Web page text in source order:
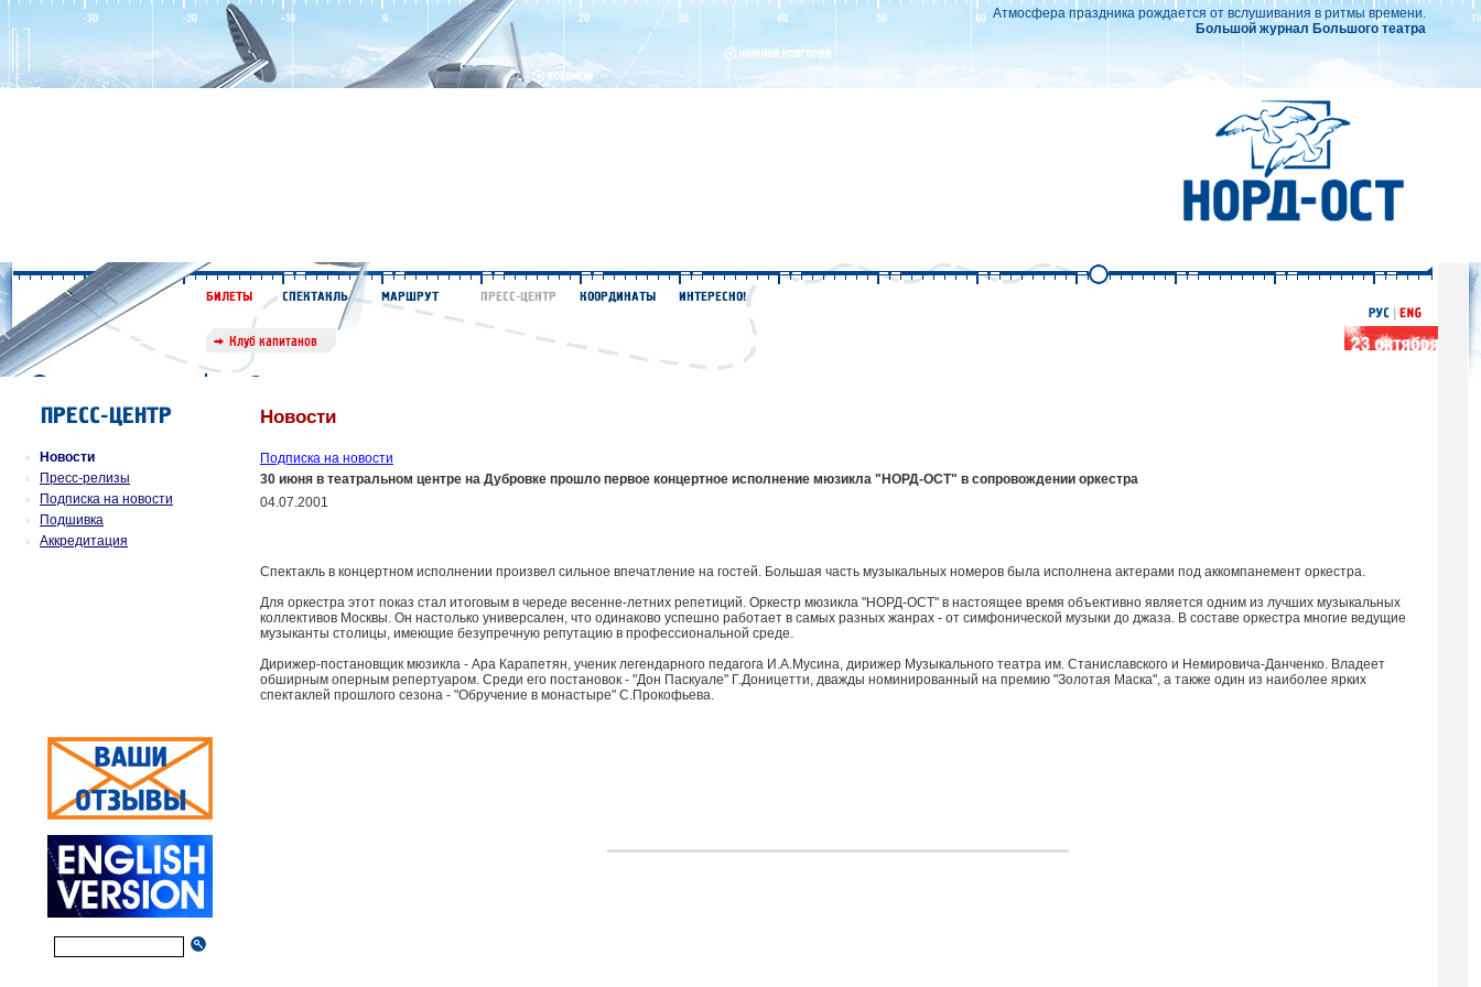
Атмосфера праздника рождается от вслушивания в ритмы времени.
Большой журнал Большого театра
Новости
Пресс-релизы
Подписка на новости
Подшивка
Аккредитация
Новости
Подписка на новости
30 июня в театральном центре на Дубровке прошло первое концертное исполнение мюзикла "НОРД-ОСТ" в сопровождении оркестра
04.07.2001
Спектакль в концертном исполнении произвел сильное впечатление на гостей. Большая часть музыкальных номеров была исполнена актерами под аккомпанемент оркестра.
Для оркестра этот показ стал итоговым в череде весенне-летних репетиций. Оркестр мюзикла "НОРД-ОСТ" в настоящее время объективно является одним из лучших музыкальных
коллективов Москвы. Он настолько универсален, что одинаково успешно работает в самых разных жанрах - от симфонической музыки до джаза. В составе оркестра многие ведущие
музыканты столицы, имеющие безупречную репутацию в профессиональной среде.
Дирижер-постановщик мюзикла - Ара Карапетян, ученик легендарного педагога И.А.Мусина, дирижер Музыкального театра им. Станиславского и Немировича-Данченко. Владеет
обширным оперным репертуаром. Среди его постановок - "Дон Паскуале" Г.Доницетти, дважды номинированный на премию "Золотая Маска", а также один из наиболее ярких
спектаклей прошлого сезона - "Обручение в монастыре" С.Прокофьева.